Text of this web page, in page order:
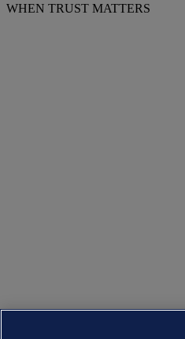
WHEN TRUST MATTERS